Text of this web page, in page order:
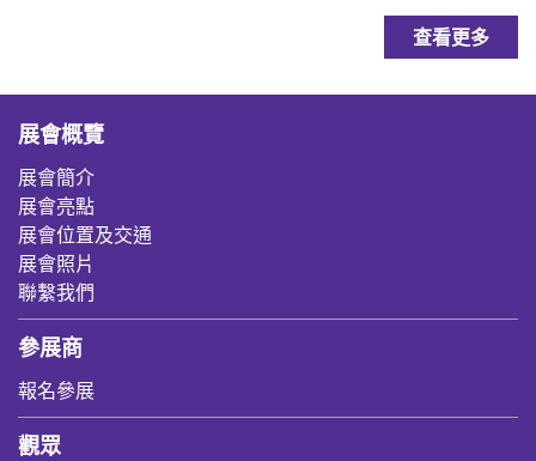
查看更多
展會概覽
展會簡介
展會亮點
展會位置及交通
展會照片
聯繫我們
參展商
報名參展
觀眾